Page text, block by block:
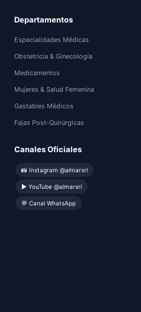
Departamentos
Especialidades Médicas
Obstetricia & Ginecología
Medicamentos
Mujeres & Salud Femenina
Gastables Médicos
Fajas Post-Quirúrgicas
Canales Oficiales
📸 Instagram @almarsrl
▶ YouTube @almarsrl
💬 Canal WhatsApp